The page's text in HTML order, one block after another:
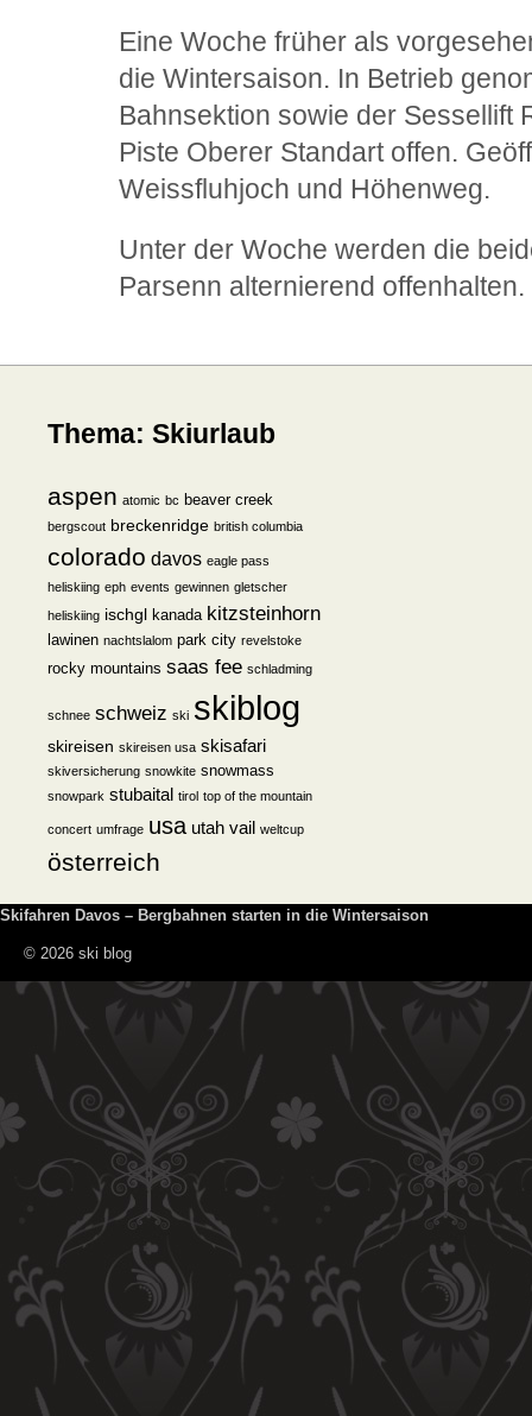
Eine Woche früher als
die Wintersaison. In Betrieb
Bahnsektion sowie der Sessellift
Piste Oberer Standart offen.
Weissfluhjoch und Höhenweg.
Unter der Woche werden die
Parsenn alternierend offenhalten.
Thema: Skiurlaub
aspen atomic bc beaver creek
bergscout breckenridge british columbia
colorado davos eagle pass
heliskiing eph events gewinnen gletscher
heliskiing ischgl kanada kitzsteinhorn
lawinen nachtslalom park city revelstoke
rocky mountains saas fee schladming
schnee schweiz ski skiblog
skireisen skireisen usa skisafari
skiversicherung snowkite snowmass
snowpark stubaital tirol top of the mountain
concert umfrage usa utah vail weltcup
österreich
Skifahren Davos – Bergbahnen starten in die Wintersaison
© 2026 ski blog